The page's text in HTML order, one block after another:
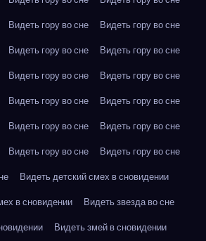
Видеть гору во сне
Видеть гору во сне
Видеть гору во сне
Видеть гору во сне
Видеть гору во сне
Видеть гору во сне
Видеть гору во сне
Видеть гору во сне
Видеть гору во сне
Видеть гору во сне
Видеть гору во сне
Видеть гору во сне
Видеть детский смех в сновидении
в сновидении
Видеть звезда во сне
Видеть змей в сновидении